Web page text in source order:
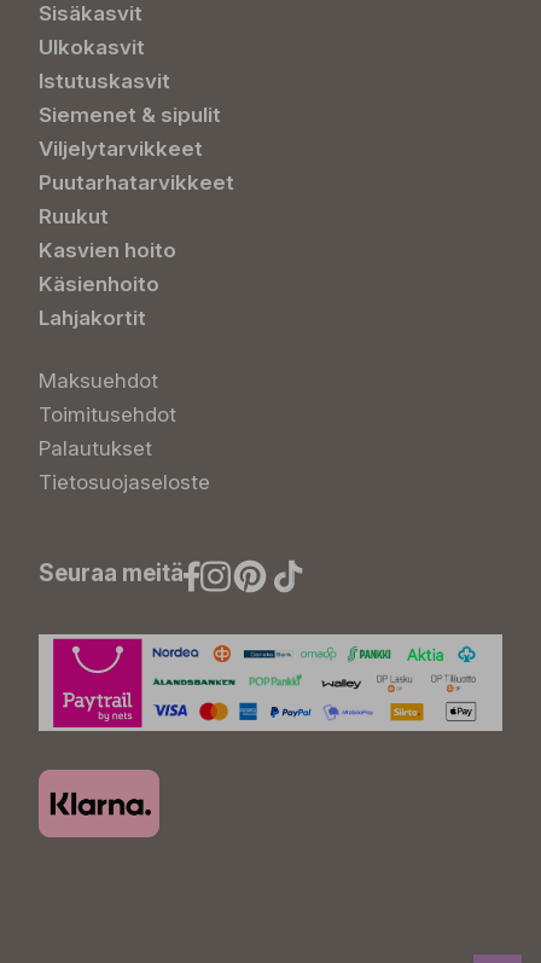
Sisäkasvit
Ulkokasvit
Istutuskasvit
Siemenet & sipulit
Viljelytarvikkeet
Puutarhatarvikkeet
Ruukut
Kasvien hoito
Käsienhoito
Lahjakortit
Maksuehdot
Toimitusehdot
Palautukset
Tietosuojaseloste
Seuraa meitä